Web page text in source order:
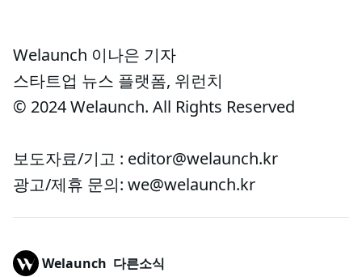
Welaunch 이나은 기자
스타트업 뉴스 플랫폼, 위런치
© 2024 Welaunch. All Rights Reserved
보도자료/기고 : editor@welaunch.kr
광고/제휴 문의: we@welaunch.kr
Welaunch 다른소식